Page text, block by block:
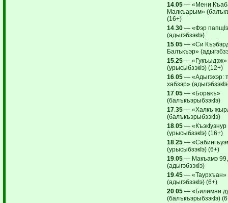
14. 05— «Мени
Малкъарым»
(16+)
14. 30— «Фэр
(адыгэбзэкIэ)
15. 05— «Си
Балъкъэр»
15. 25— «Гукъыдэж»
(урысыбзэкIэ) (12+)
16. 05— «Адыгэхэр:
хабзэр»
17. 05— «Боракъ»
(балъкъэрыбзэкIэ)
17. 35— «Халкъ
(балъкъэрыбзэкIэ)
18. 05— «КъэкIуэнур
(урысыбзэкIэ) (16+)
18. 25—
(урысыбзэкIэ) (6+)
19. 05— Макъамэ
(адыгэбзэкIэ)
19. 45— «Таурхъан»
(адыгэбзэкIэ) (6+)
20. 05— «Билимни
(балъкъэрыбзэкIэ)